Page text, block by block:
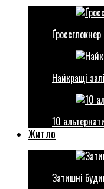
Найкращі
10
Житло
Затишні